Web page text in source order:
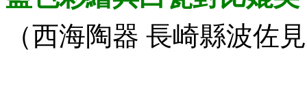
（西海陶器 長崎縣波佐